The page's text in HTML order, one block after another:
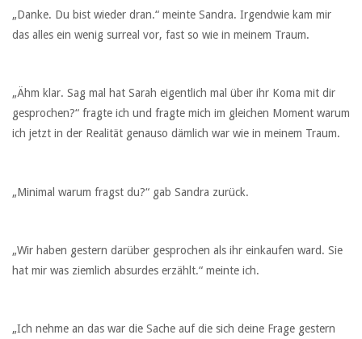
„Danke. Du bist wieder dran.“ meinte Sandra. Irgendwie kam mir
das alles ein wenig surreal vor, fast so wie in meinem Traum.
„Ähm klar. Sag mal hat Sarah eigentlich mal über ihr Koma mit dir
gesprochen?“ fragte ich und fragte mich im gleichen Moment warum
ich jetzt in der Realität genauso dämlich war wie in meinem Traum.
„Minimal warum fragst du?“ gab Sandra zurück.
„Wir haben gestern darüber gesprochen als ihr einkaufen ward. Sie
hat mir was ziemlich absurdes erzählt.“ meinte ich.
„Ich nehme an das war die Sache auf die sich deine Frage gestern